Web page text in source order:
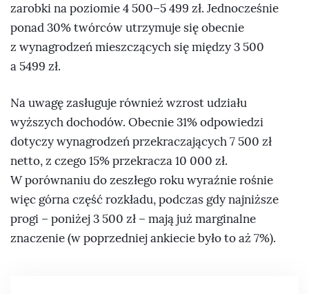
zarobki na poziomie 4 500–5 499 zł. Jednocześnie
ponad 30% twórców utrzymuje się obecnie
z wynagrodzeń mieszczących się między 3 500
a 5499 zł.
Na uwagę zasługuje również wzrost udziału
wyższych dochodów. Obecnie 31% odpowiedzi
dotyczy wynagrodzeń przekraczających 7 500 zł
netto, z czego 15% przekracza 10 000 zł.
W porównaniu do zeszłego roku wyraźnie rośnie
więc górna część rozkładu, podczas gdy najniższe
progi – poniżej 3 500 zł – mają już marginalne
znaczenie (w poprzedniej ankiecie było to aż 7%).